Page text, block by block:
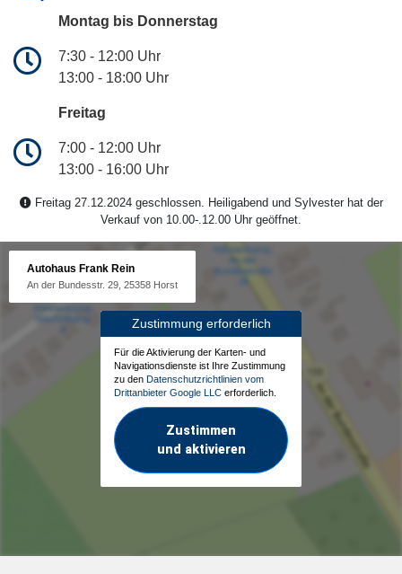
Montag bis Donnerstag
7:30 - 12:00 Uhr
13:00 - 18:00 Uhr
Freitag
7:00 - 12:00 Uhr
13:00 - 16:00 Uhr
Freitag 27.12.2024 geschlossen. Heiligabend und Sylvester hat der
Verkauf von 10.00-.12.00 Uhr geöffnet.
Autohaus Frank Rein
An der Bundesstr. 29, 25358 Horst
Zustimmung erforderlich
Für die Aktivierung der Karten- und
Navigationsdienste ist Ihre Zustimmung
zu den Datenschutzrichtlinien vom
Drittanbieter Google LLC erforderlich.
Zustimmen
und aktivieren